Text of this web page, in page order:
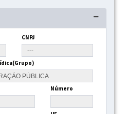
CNPJ
Número